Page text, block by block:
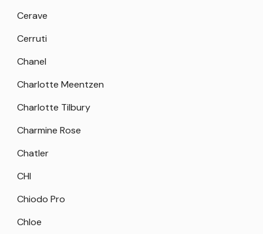
Cerave
Cerruti
Chanel
Charlotte Meentzen
Charlotte Tilbury
Charmine Rose
Chatler
CHI
Chiodo Pro
Chloe